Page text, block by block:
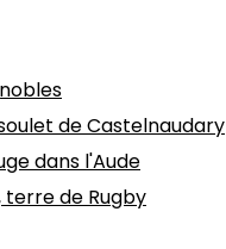
de Castelnaudary
dans l'Aude
terre de Rugby